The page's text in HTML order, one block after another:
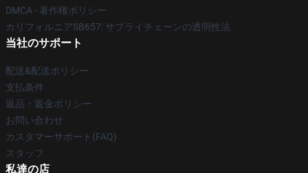
DMCA - 著作権ポリシー
カリフォルニアSB657: サプライチェーンの透明性法
当社のサポート
配送&配送ポリシー
支払条件
返品・返金ポリシー
お問い合わせ
カスタマーサポート(FAQ)
スタッフ
私達の店